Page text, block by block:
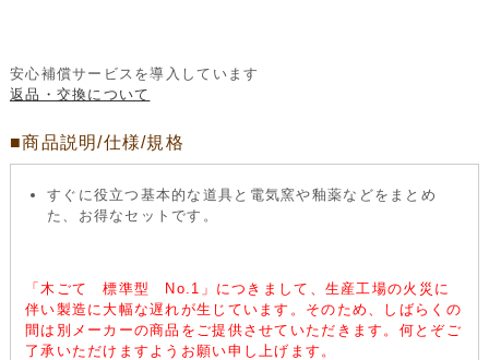
安心補償サービスを導入しています
返品・交換について
■商品説明/仕様/規格
すぐに役立つ基本的な道具と電気窯や釉薬などをまとめ
た、お得なセットです。
「木ごて 標準型 No.1」につきまして、生産工場の火災に
伴い製造に大幅な遅れが生じています。そのため、しばらくの
間は別メーカーの商品をご提供させていただきます。何とぞご
了承いただけますようお願い申し上げます。